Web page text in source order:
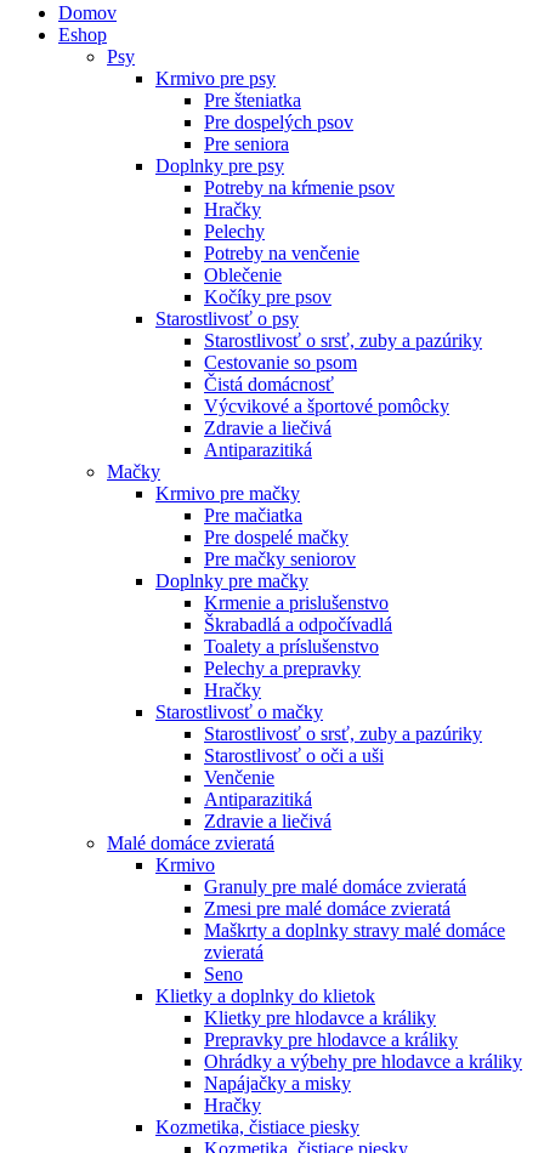
Domov
Eshop
Psy
Krmivo pre psy
Pre šteniatka
Pre dospelých psov
Pre seniora
Doplnky pre psy
Potreby na kŕmenie psov
Hračky
Pelechy
Potreby na venčenie
Oblečenie
Kočíky pre psov
Starostlivosť o psy
Starostlivosť o srsť, zuby a pazúriky
Cestovanie so psom
Čistá domácnosť
Výcvikové a športové pomôcky
Zdravie a liečivá
Antiparazitiká
Mačky
Krmivo pre mačky
Pre mačiatka
Pre dospelé mačky
Pre mačky seniorov
Doplnky pre mačky
Krmenie a prislušenstvo
Škrabadlá a odpočívadlá
Toalety а príslušenstvo
Pelechy a prepravky
Hračky
Starostlivosť o mačky
Starostlivosť o srsť, zuby a pazúriky
Starostlivosť o oči a uši
Venčenie
Antiparazitiká
Zdravie a liečivá
Malé domáce zvieratá
Krmivo
Granuly pre malé domáce zvieratá
Zmesi pre malé domáce zvieratá
Maškrty a doplnky stravy malé domáce
zvieratá
Seno
Klietky a doplnky do klietok
Klietky pre hlodavce a králiky
Prepravky pre hlodavce a králiky
Ohrádky a výbehy pre hlodavce a králiky
Napájačky a misky
Hračky
Kozmetika, čistiace piesky
Kozmetika, čistiace piesky